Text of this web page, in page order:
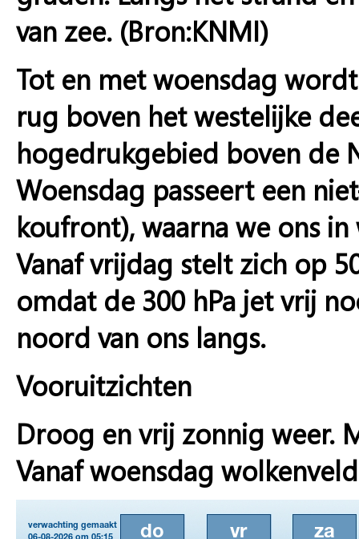
van zee. (Bron:KNMI)
Tot en met woensdag
rug boven het westelijke
hogedrukgebied boven de
Woensdag passeert een
koufront), waarna we ons
Vanaf vrijdag stelt zich op
omdat de 300 hPa jet vrij
noord van ons langs.
Vooruitzichten
Droog en vrij zonnig weer.
Vanaf woensdag